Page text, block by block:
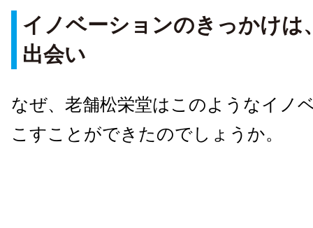
イノベーションのきっかけは
出会い
なぜ、老舗松栄堂はこのようなイノ
こすことができたのでしょうか。